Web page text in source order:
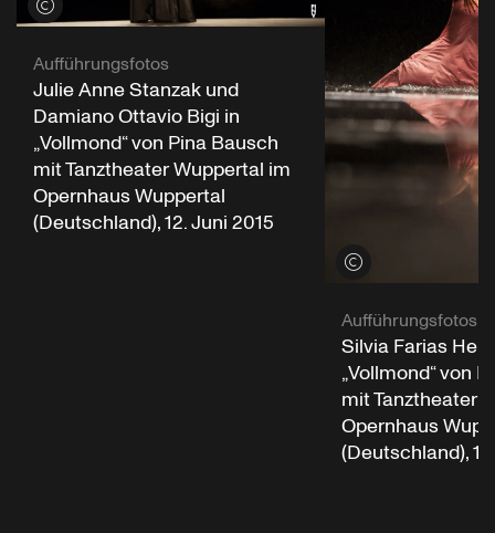
Credits öffnen
Aufführungsfotos
Julie Anne Stanzak und
Damiano Ottavio Bigi in
„Vollmond“ von Pina Bausch
mit Tanztheater Wuppertal im
Opernhaus Wuppertal
(Deutschland), 12. Juni 2015
Credits öffnen
Aufführungsfotos
Silvia Farias
„Vollmond“ von
mit Tanztheater
Opernhaus
(Deutschland),